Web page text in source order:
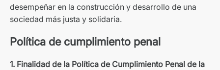
desempeñar en la construcción y desarrollo de una
sociedad más justa y solidaria.
Política de cumplimiento penal
1. Finalidad de la Política de Cumplimiento Penal de la